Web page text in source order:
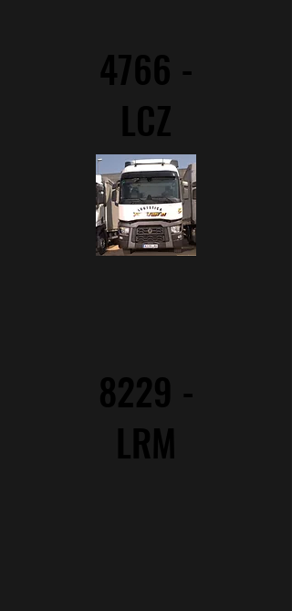
4766 -
LCZ
8229 -
LRM